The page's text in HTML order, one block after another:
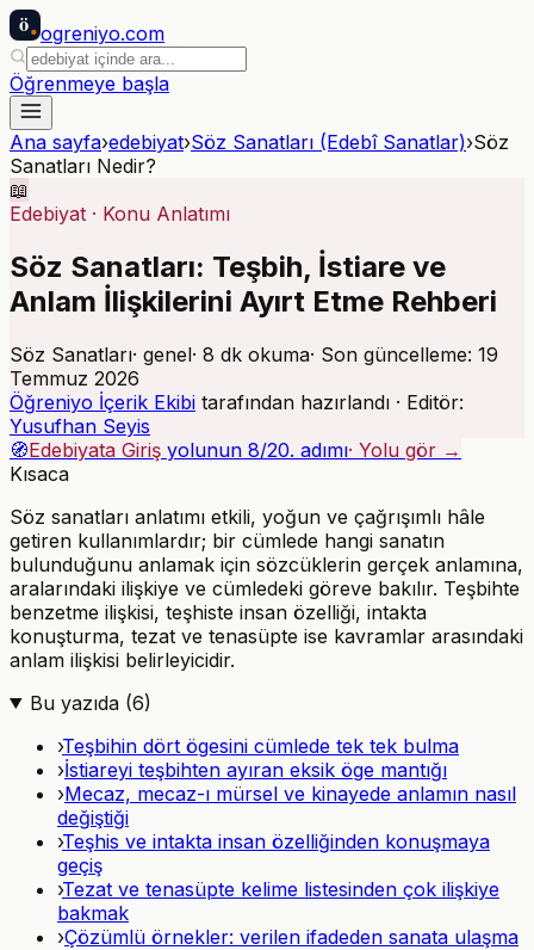
ö ogreniyo.com
Öğrenmeye başla
Ana sayfa›edebiyat›Söz Sanatları (Edebî Sanatlar)›Söz
Sanatları Nedir?
📖
Edebiyat · Konu Anlatımı
Söz Sanatları: Teşbih, İstiare ve
Anlam İlişkilerini Ayırt Etme Rehberi
Söz Sanatları· genel· 8 dk okuma· Son güncelleme: 19
Temmuz 2026
Öğreniyo İçerik Ekibi tarafından hazırlandı · Editör:
Yusufhan Seyis
🧭Edebiyata Giriş yolunun 8/20. adımı· Yolu gör →
Kısaca
Söz sanatları anlatımı etkili, yoğun ve çağrışımlı hâle
getiren kullanımlardır; bir cümlede hangi sanatın
bulunduğunu anlamak için sözcüklerin gerçek anlamına,
aralarındaki ilişkiye ve cümledeki göreve bakılır. Teşbihte
benzetme ilişkisi, teşhiste insan özelliği, intakta
konuşturma, tezat ve tenasüpte ise kavramlar arasındaki
anlam ilişkisi belirleyicidir.
Bu yazıda (6)
›Teşbihin dört ögesini cümlede tek tek bulma
›İstiareyi teşbihten ayıran eksik öge mantığı
›Mecaz, mecaz-ı mürsel ve kinayede anlamın nasıl
değiştiği
›Teşhis ve intakta insan özelliğinden konuşmaya
geçiş
›Tezat ve tenasüpte kelime listesinden çok ilişkiye
bakmak
›Çözümlü örnekler: verilen ifadeden sanata ulaşma